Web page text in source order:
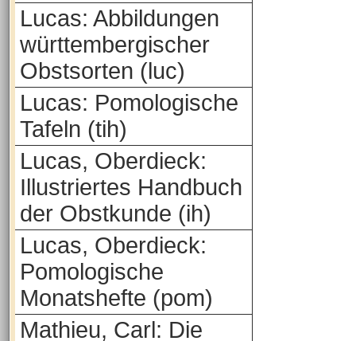
Lucas: Abbildungen
württembergischer
Obstsorten (luc)
Lucas: Pomologische
Tafeln (tih)
Lucas, Oberdieck:
Illustriertes Handbuch
der Obstkunde (ih)
Lucas, Oberdieck:
Pomologische
Monatshefte (pom)
Mathieu, Carl: Die